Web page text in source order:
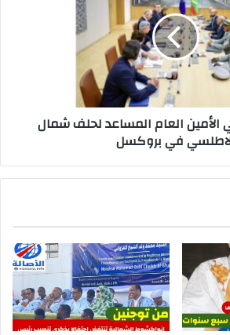
الأمين العام المساعد لحلف شمال
في بروكسل